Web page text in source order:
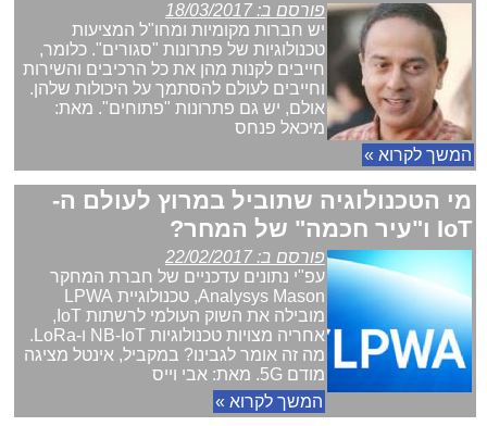
פורסם ב: 18/03/2017
יש חברות מקומיות ומחו"ל המציעות
טכנולוגיות של פתרונות "סגורים". כלומר,
חייבים לקנות מהן את כל הרכיבים והשירות
וחייבים לעולם להסתמך על היכולות שלהן.
אולם, יש גם פתרונות "פתוחים". מאת:
מיכאל פנחס
המשך לקרוא »
מי הטכנולוגיה שתוביל במרוץ לעולם ה-
IoT ו"עיר חכמה" של המחר?
פורסם ב: 22/02/2017
עפ"י נתונים עדכניים של חברת המחקר
Analysys Mason, טכנולוגיית LPWA
מובילה את השוק העולמי לרשתות IoT,
אחריה מצויות טכנולוגיות NB-IoT ו-LoRa.
מה זה אומר לגבינו? במקביל, אינטל מציגה
מודם 5G. מאת: אבי וייס
המשך לקרוא »